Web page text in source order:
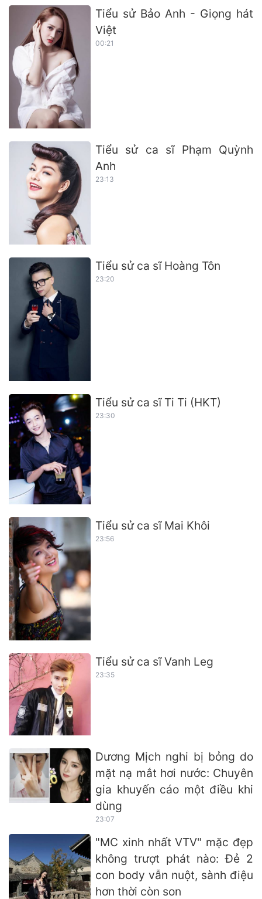
Tiểu sử Bảo Anh - Giọng hát
Việt
00:21
Tiểu sử ca sĩ Phạm Quỳnh
Anh
23:13
Tiểu sử ca sĩ Hoàng Tôn
23:20
Tiểu sử ca sĩ Ti Ti (HKT)
23:30
Tiểu sử ca sĩ Mai Khôi
23:56
Tiểu sử ca sĩ Vanh Leg
23:35
Dương Mịch nghi bị bỏng do
mặt nạ mắt hơi nước: Chuyên
gia khuyến cáo một điều khi
dùng
23:07
"MC xinh nhất VTV" mặc đẹp
không trượt phát nào: Đẻ 2
con body vẫn nuột, sành điệu
hơn thời còn son